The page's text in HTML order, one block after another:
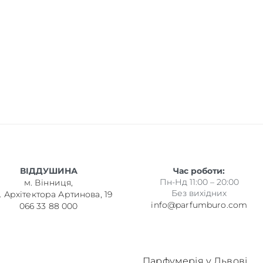
ВІДДУШИНА
м. Вінниця,
Архітектора Артинова, 19
066 33 88 000
Час роботи:
Пн-Нд 11:00 – 20:00
Без вихідних
info@parfumburo.com